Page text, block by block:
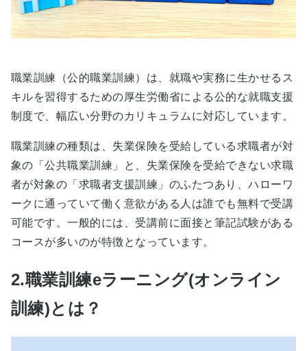
職業訓練（公的職業訓練）は、就職や実務に生かせるス
キルを習得するための厚生労働省による公的な就職支援
制度で、幅広い分野のカリキュラムに対応しています。
職業訓練の種類は、失業保険を受給している求職者が対
象の「公共職業訓練」と、失業保険を受給できない求職
者が対象の「求職者支援訓練」のふたつあり、ハローワ
ークに通っていて働く意欲がある人は誰でも無料で受講
可能です。一般的には、受講前に面接と筆記試験がある
コースが多いのが特徴となっています。
2.職業訓練eラーニング(オンライン
訓練)とは？